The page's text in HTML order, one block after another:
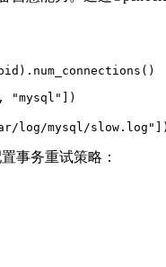
"mysql"])
事务重试策略：